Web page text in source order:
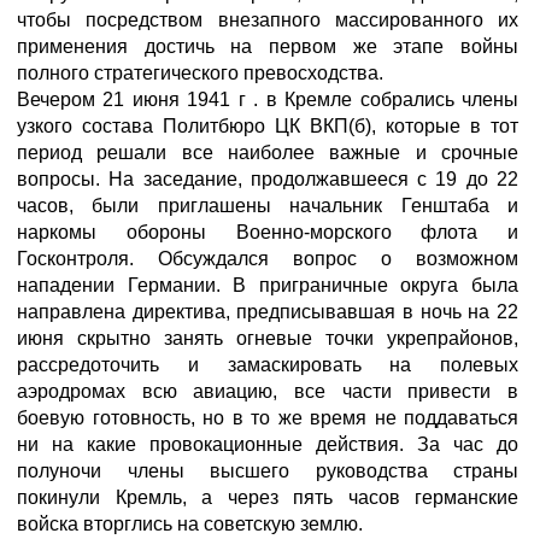
чтобы посредством внезапного массированного их
применения достичь на первом же этапе войны
полного стратегического превосходства.
Вечером 21 июня 1941 г . в Кремле собрались члены
узкого состава Политбюро ЦК ВКП(б), которые в тот
период решали все наиболее важные и срочные
вопросы. На заседание, продолжавшееся с 19 до 22
часов, были приглашены начальник Генштаба и
наркомы обороны Военно-морского флота и
Госконтроля. Обсуждался вопрос о возможном
нападении Германии. В приграничные округа была
направлена директива, предписывавшая в ночь на 22
июня скрытно занять огневые точки укрепрайонов,
рассредоточить и замаскировать на полевых
аэродромах всю авиацию, все части привести в
боевую готовность, но в то же время не поддаваться
ни на какие провокационные действия. За час до
полуночи члены высшего руководства страны
покинули Кремль, а через пять часов германские
войска вторглись на советскую землю.